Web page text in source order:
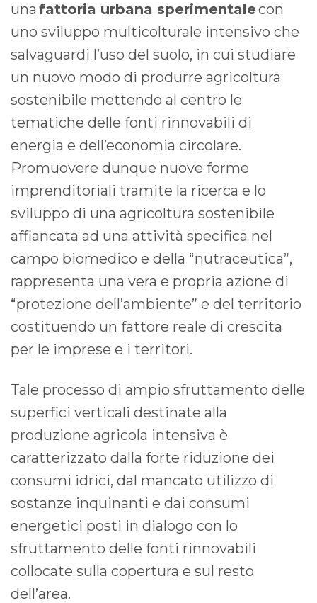
una fattoria urbana sperimentalecon
uno sviluppo multicolturale intensivo che
salvaguardi l’uso del suolo, in cui studiare
un nuovo modo di produrre agricoltura
sostenibile mettendo al centro le
tematiche delle fonti rinnovabili di
energia e dell’economia circolare.
Promuovere dunque nuove forme
imprenditoriali tramite la ricerca e lo
sviluppo di una agricoltura sostenibile
affiancata ad una attività specifica nel
campo biomedico e della “nutraceutica”,
rappresenta una vera e propria azione di
“protezione dell’ambiente” e del territorio
costituendo un fattore reale di crescita
per le imprese e i territori.
Tale processo di ampio sfruttamento delle
superfici verticali destinate alla
produzione agricola intensiva è
caratterizzato dalla forte riduzione dei
consumi idrici, dal mancato utilizzo di
sostanze inquinanti e dai consumi
energetici posti in dialogo con lo
sfruttamento delle fonti rinnovabili
collocate sulla copertura e sul resto
dell’area.